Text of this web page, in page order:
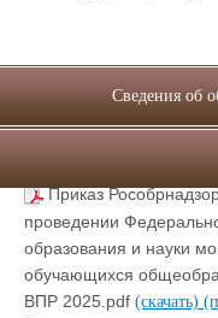
организации
Приказ
проведении
образования и науки
обучающихся
ВПР 2025.pdf (скачать)
Сведения об